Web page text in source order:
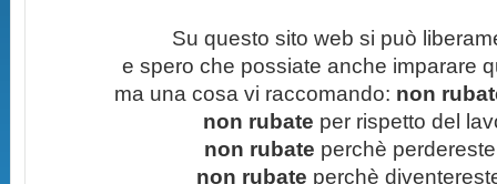
Su questo sito web si può
e spero che possiate anche imparare
ma una cosa vi raccomando: non
non rubate per rispetto del
non rubate perchè
non rubate perchè